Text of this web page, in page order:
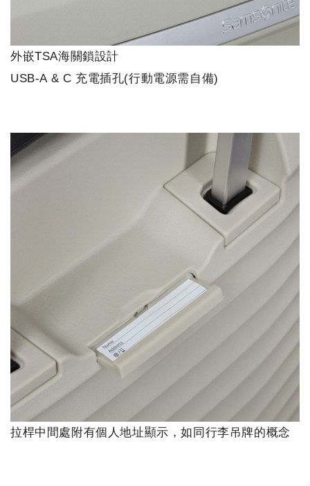
外嵌TSA海關鎖設計
USB-A & C 充電插孔(行動電源需自備)
拉桿中間處附有個人地址顯示，如同行李吊牌的概念